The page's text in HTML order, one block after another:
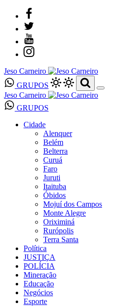
Jeso Carneiro
GRUPOS
Jeso Carneiro
GRUPOS
Cidade
Alenquer
Belém
Belterra
Curuá
Faro
Juruti
Itaituba
Óbidos
Mojuí dos Campos
Monte Alegre
Oriximiná
Rurópolis
Terra Santa
Política
JUSTIÇA
POLÍCIA
Mineração
Educação
Negócios
Esporte